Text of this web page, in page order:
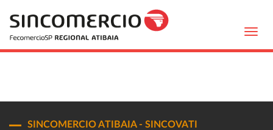
SINCOMERCIO ATIBAIA - SINCOVATI